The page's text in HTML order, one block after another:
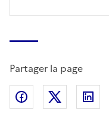
Partager la page
Partager sur